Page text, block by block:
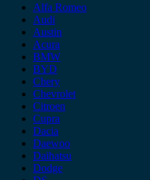
Alfa Romeo
Audi
Austin
Acura
BMW
BYD
Chery
Chevrolet
Citroen
Cupra
Dacia
Daewoo
Daihatsu
Dodge